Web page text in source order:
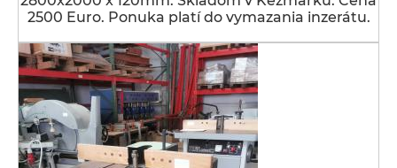
2500 Euro. Ponuka platí do vymazania inzerátu.